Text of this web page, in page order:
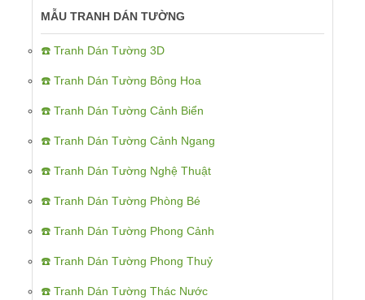
MẪU TRANH DÁN TƯỜNG
☎️ Tranh Dán Tường 3D
☎️ Tranh Dán Tường Bông Hoa
☎️ Tranh Dán Tường Cảnh Biển
☎️ Tranh Dán Tường Cảnh Ngang
☎️ Tranh Dán Tường Nghệ Thuật
☎️ Tranh Dán Tường Phòng Bé
☎️ Tranh Dán Tường Phong Cảnh
☎️ Tranh Dán Tường Phong Thuỷ
☎️ Tranh Dán Tường Thác Nước